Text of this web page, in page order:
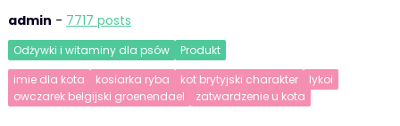
admin - 7717 posts
Odżywki i witaminy dla psów
Produkt
imie dla kota
kosiarka ryba kot brytyjski charakter
lykoi
owczarek belgijski groenendael
zatwardzenie u kota